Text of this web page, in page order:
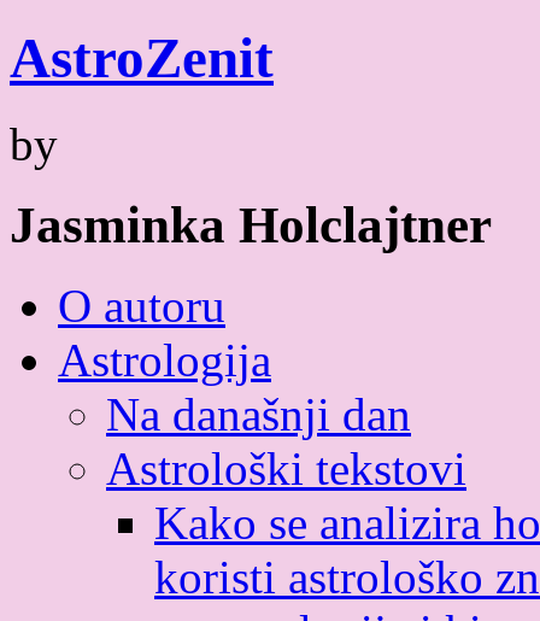
Skip
to
content
AstroZenit
by
Jasminka Holclajtner
O autoru
Astrologija
Na današnji dan
Astrološki tekstovi
Kako se analizira
koristi astrološko